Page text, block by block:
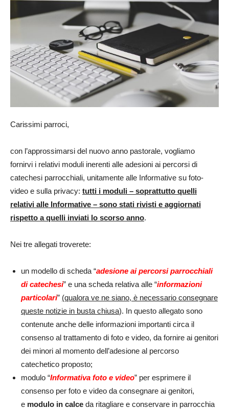
Carissimi parroci,
con l’approssimarsi del nuovo anno pastorale, vogliamo
fornirvi i relativi moduli inerenti alle adesioni ai percorsi di
catechesi parrocchiali, unitamente alle Informative su foto-
video e sulla privacy: tutti i moduli – soprattutto quelli
relativi alle Informative – sono stati rivisti e aggiornati
rispetto a quelli inviati lo scorso anno.
Nei tre allegati troverete:
un modello di scheda “adesione ai percorsi parrocchiali
di catechesi” e una scheda relativa alle “informazioni
particolari” (qualora ve ne siano, è necessario consegnare
queste notizie in busta chiusa). In questo allegato sono
contenute anche delle informazioni importanti circa il
consenso al trattamento di foto e video, da fornire ai genitori
dei minori al momento dell’adesione al percorso
catechetico proposto;
modulo “Informativa foto e video” per esprimere il
consenso per foto e video da consegnare ai genitori,
e modulo in calce da ritagliare e conservare in parrocchia